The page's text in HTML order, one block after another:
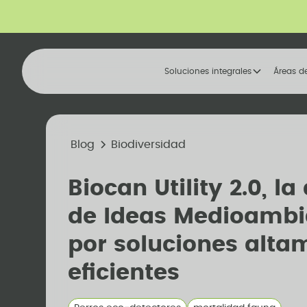
Soluciones integrales Áreas
Blog Biodiversidad
Biocan Utility 2.0, la
de Ideas
por soluciones
eficientes